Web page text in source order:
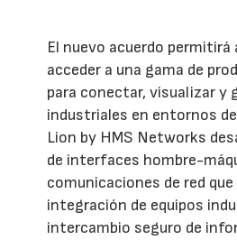
El nuevo acuerdo
acceder a una gama de
para conectar, visualizar y
industriales en entornos
Lion by HMS Networks
de interfaces hombre-
comunicaciones de red
integración de equipos
intercambio seguro de